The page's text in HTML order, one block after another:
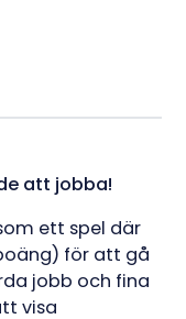
att jobba!
ett spel där
för att gå
jobb och fina
visa